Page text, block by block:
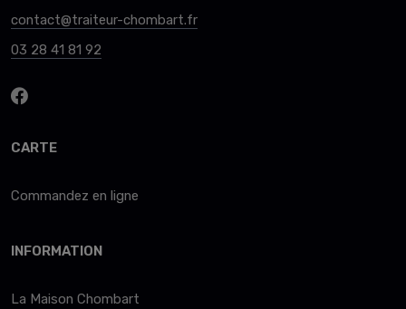
contact@traiteur-chombart.fr
03 28 41 81 92
CARTE
Commandez en ligne
INFORMATION
La Maison Chombart